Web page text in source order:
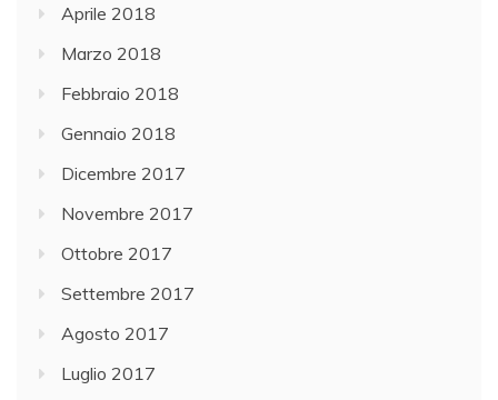
Aprile 2018
Marzo 2018
Febbraio 2018
Gennaio 2018
Dicembre 2017
Novembre 2017
Ottobre 2017
Settembre 2017
Agosto 2017
Luglio 2017